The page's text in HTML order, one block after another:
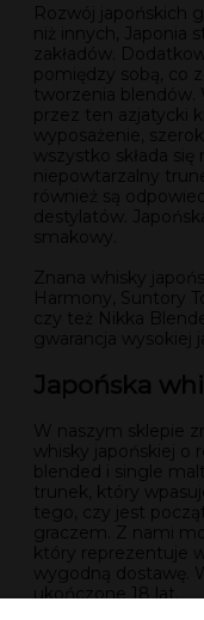
Rozwój japońskich
niż innych, Japonia
zakładów.
pomiędzy sobą, co
tworzenia blendów.
przez ten azjatycki
wyposażenie,
wszystko składa
niepowtarzalny
również są
destylatów.
smakowy.
Znana whisky
Harmony, Suntory
czy też Nikka
gwarancja wysokiej
Japońska
W naszym sklepie
whisky japońskiej o
blended i single
trunek, który
tego, czy jest
graczem. Z nami
który reprezentuje
wygodną dostawę.
ukończone 18 lat.